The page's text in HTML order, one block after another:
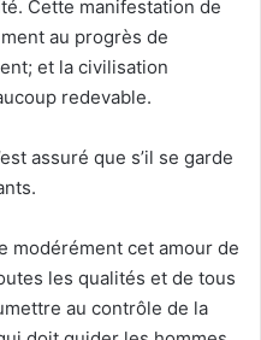
Cette manifestation de
au progrès de
et la civilisation
redevable.
assuré que s’il se garde
modérément cet amour de
les qualités et de tous
au contrôle de la